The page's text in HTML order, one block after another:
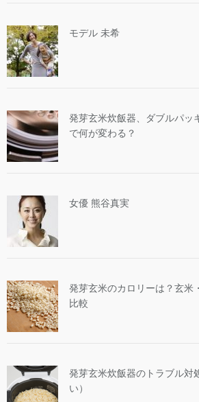
モデル 未希
発芽玄米炊飯器、ダブルパッ
で何が変わる？
女優 熊谷真実
発芽玄米のカロリーは？玄米
比較
発芽玄米炊飯器のトラブル対
い）